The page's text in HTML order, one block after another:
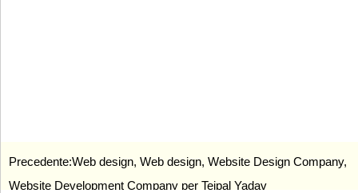
Precedente:Web design, Web design, Website Design Company,
Website Development Company per Tejpal Yadav